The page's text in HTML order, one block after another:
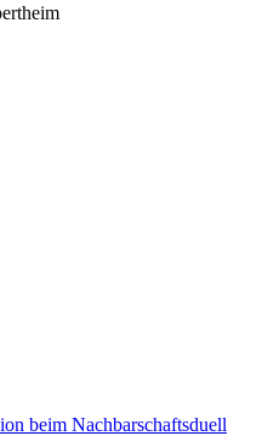
beim Nachbarschaftsduell